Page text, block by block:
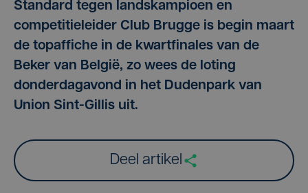
Standard tegen landskampioen en
competitieleider Club Brugge is begin maart
de topaffiche in de kwartfinales van de
Beker van België, zo wees de loting
donderdagavond in het Dudenpark van
Union Sint-Gillis uit.
Deel artikel